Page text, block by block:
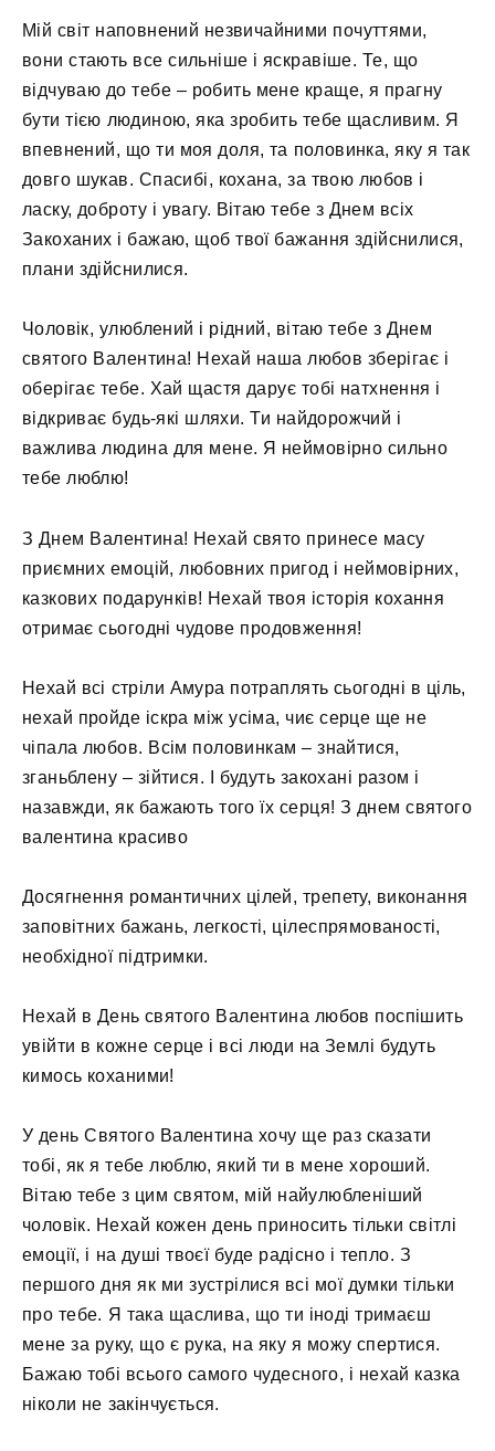
Мій світ наповнений незвичайними почуттями,
вони стають все сильніше і яскравіше. Те, що
відчуваю до тебе – робить мене краще, я прагну
бути тією людиною, яка зробить тебе щасливим. Я
впевнений, що ти моя доля, та половинка, яку я так
довго шукав. Спасибі, кохана, за твою любов і
ласку, доброту і увагу. Вітаю тебе з Днем всіх
Закоханих і бажаю, щоб твої бажання здійснилися,
плани здійснилися.
Чоловік, улюблений і рідний, вітаю тебе з Днем
святого Валентина! Нехай наша любов зберігає і
оберігає тебе. Хай щастя дарує тобі натхнення і
відкриває будь-які шляхи. Ти найдорожчий і
важлива людина для мене. Я неймовірно сильно
тебе люблю!
З Днем Валентина! Нехай свято принесе масу
приємних емоцій, любовних пригод і неймовірних,
казкових подарунків! Нехай твоя історія кохання
отримає сьогодні чудове продовження!
Нехай всі стріли Амура потраплять сьогодні в ціль,
нехай пройде іскра між усіма, чиє серце ще не
чіпала любов. Всім половинкам – знайтися,
зганьблену – зійтися. І будуть закохані разом і
назавжди, як бажають того їх серця! З днем ​​святого
валентина красиво
Досягнення романтичних цілей, трепету, виконання
заповітних бажань, легкості, цілеспрямованості,
необхідної підтримки.
Нехай в День святого Валентина любов поспішить
увійти в кожне серце і всі люди на Землі будуть
кимось коханими!
У день Святого Валентина хочу ще раз сказати
тобі, як я тебе люблю, який ти в мене хороший.
Вітаю тебе з цим святом, мій найулюбленіший
чоловік. Нехай кожен день приносить тільки світлі
емоції, і на душі твоєї буде радісно і тепло. З
першого дня як ми зустрілися всі мої думки тільки
про тебе. Я така щаслива, що ти іноді тримаєш
мене за руку, що є рука, на яку я можу спертися.
Бажаю тобі всього самого чудесного, і нехай казка
ніколи не закінчується.